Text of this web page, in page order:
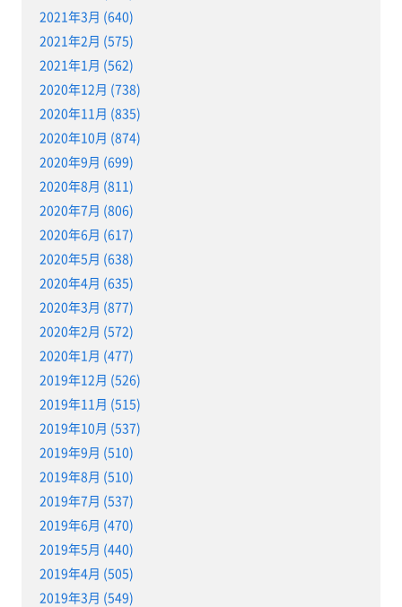
2021年3月 (640)
2021年2月 (575)
2021年1月 (562)
2020年12月 (738)
2020年11月 (835)
2020年10月 (874)
2020年9月 (699)
2020年8月 (811)
2020年7月 (806)
2020年6月 (617)
2020年5月 (638)
2020年4月 (635)
2020年3月 (877)
2020年2月 (572)
2020年1月 (477)
2019年12月 (526)
2019年11月 (515)
2019年10月 (537)
2019年9月 (510)
2019年8月 (510)
2019年7月 (537)
2019年6月 (470)
2019年5月 (440)
2019年4月 (505)
2019年3月 (549)